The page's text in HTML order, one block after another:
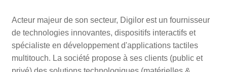
Acteur majeur de son secteur, Digilor est un fournisseur
de technologies innovantes, dispositifs interactifs et
spécialiste en développement d'applications tactiles
multitouch. La société propose à ses clients (public et